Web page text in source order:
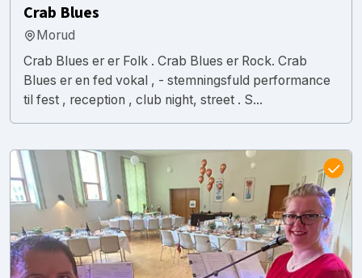
Crab Blues
Morud
Crab Blues er er Folk . Crab Blues er Rock. Crab
Blues er en fed vokal , - stemningsfuld performance
til fest , reception , club night, street . S...